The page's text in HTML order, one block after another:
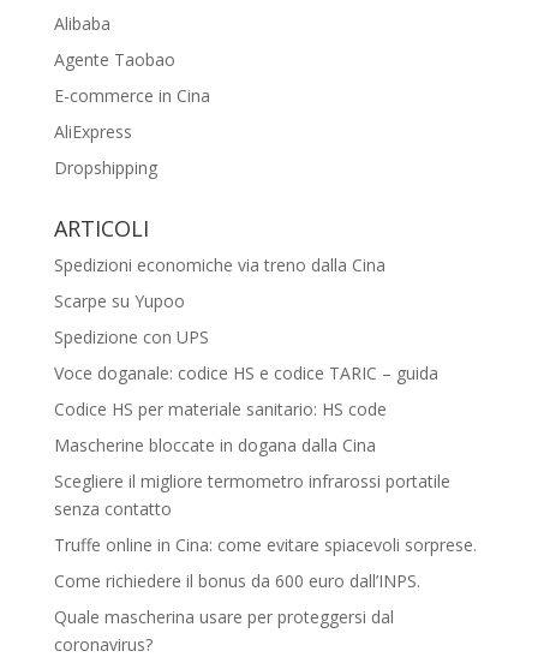
Alibaba
Agente Taobao
E-commerce in Cina
AliExpress
Dropshipping
ARTICOLI
Spedizioni economiche via treno dalla Cina
Scarpe su Yupoo
Spedizione con UPS
Voce doganale: codice HS e codice TARIC – guida
Codice HS per materiale sanitario: HS code
Mascherine bloccate in dogana dalla Cina
Scegliere il migliore termometro infrarossi portatile
senza contatto
Truffe online in Cina: come evitare spiacevoli sorprese.
Come richiedere il bonus da 600 euro dall’INPS.
Quale mascherina usare per proteggersi dal
coronavirus?